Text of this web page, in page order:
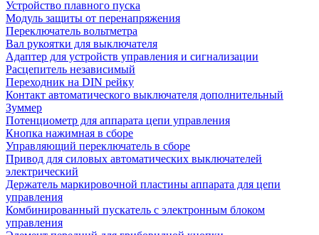
Устройство плавного пуска
Модуль защиты от перенапряжения
Переключатель вольтметра
Вал рукоятки для выключателя
Адаптер для устройств управления и сигнализации
Расцепитель независимый
Переходник на DIN рейку
Контакт автоматического выключателя дополнительный
Зуммер
Потенциометр для аппарата цепи управления
Кнопка нажимная в сборе
Управляющий переключатель в сборе
Привод для силовых автоматических выключателей
электрический
Держатель маркировочной пластины аппарата для цепи
управления
Комбинированный пускатель с электронным блоком
управления